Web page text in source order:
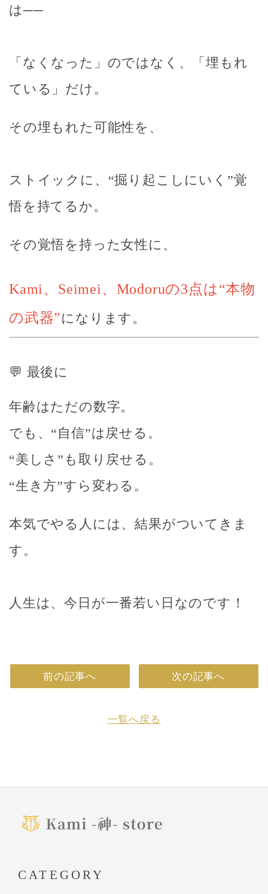
は──
「なくなった」のではなく、「埋もれ
ている」だけ。
その埋もれた可能性を、
ストイックに、“掘り起こしにいく”覚
悟を持てるか。
その覚悟を持った女性に、
Kami、Seimei、Modoruの3点は“本物
の武器”になります。
💬 最後に
年齢はただの数字。
でも、“自信”は戻せる。
“美しさ”も取り戻せる。
“生き方”すら変わる。
本気でやる人には、結果がついてきま
す。
人生は、今日が一番若い日なのです！
前の記事へ
一覧へ戻る
次の記事へ
CATEGORY